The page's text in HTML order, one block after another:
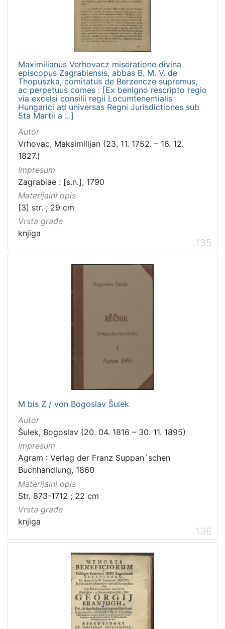
Maximilianus Verhovacz miseratione divina
episcopus Zagrabiensis, abbas B. M. V. de
Thopuszka, comitatus de Berzencze supremus,
ac perpetuus comes : [Ex benigno rescripto regio
via excelsi consilii regii Locumtenentialis
Hungarici ad universas Regni Jurisdictiones sub
5ta Martii a ...]
Autor
Vrhovac, Maksimilijan (23. 11. 1752. – 16. 12.
1827.)
Impresum
Zagrabiae : [s.n.], 1790
Materijalni opis
[3] str. ; 29 cm
Vrsta građe
knjiga
135
M bis Z / von Bogoslav Šulek
Autor
Šulek, Bogoslav (20. 04. 1816 – 30. 11. 1895)
Impresum
Agram : Verlag der Franz Suppan´schen
Buchhandlung, 1860
Materijalni opis
Str. 873-1712 ; 22 cm
Vrsta građe
knjiga
136